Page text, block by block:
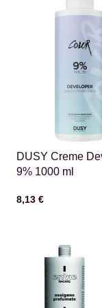
DUSY Creme
9% 1000 ml
Cena s DPH
8,13 €